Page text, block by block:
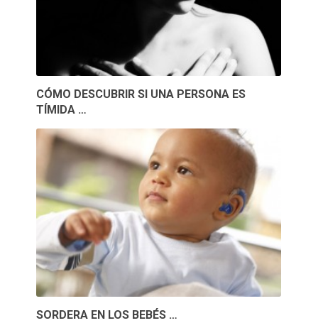
CÓMO DESCUBRIR SI UNA PERSONA ES
TÍMIDA …
SORDERA EN LOS BEBÉS …